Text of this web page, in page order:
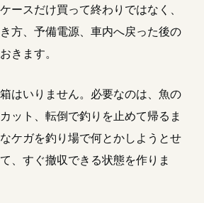
ースだけ買って終わりではなく、
方、予備電源、車内へ戻った後の
きます。
はいりません。必要なのは、魚の
ット、転倒で釣りを止めて帰るま
ケガを釣り場で何とかしようとせ
、すぐ撤収できる状態を作りま